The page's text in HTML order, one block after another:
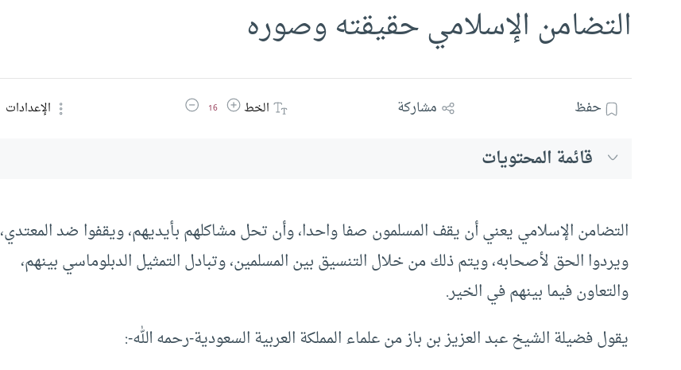
التضامن الإسلامي حقيقته وصوره
حفظ مشاركة الخطزيادة حجم الخط
16 تقليل حجم الخط الإعدادات
قائمة المحتويات
التضامن الإسلامي يعني أن يقف المسلمون صفا واحدا، وأن تحل مشاكلهم بأيديهم، ويقفوا ضد المعتدي،
ويردوا الحق لأصحابه، ويتم ذلك من خلال التنسيق بين المسلمين، وتبادل التمثيل الدبلوماسي بينهم،
والتعاون فيما بينهم في الخير.
يقول فضيلة الشيخ عبد العزيز بن باز من علماء المملكة العربية السعودية-رحمه الله-: